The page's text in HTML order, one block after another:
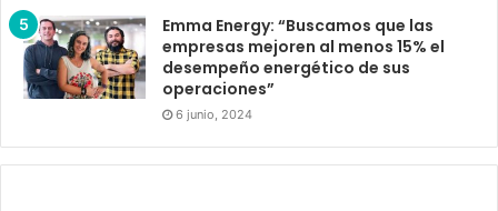
Emma Energy: “Buscamos que las
empresas mejoren al menos 15% el
desempeño energético de sus
operaciones”
6 junio, 2024